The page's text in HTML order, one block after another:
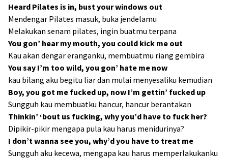
Heard Pilates is in, bust your windows out
Mendengar Pilates masuk, buka jendelamu
Melakukan senam pilates, ingin buatmu terpana
You gon’ hear my mouth, you could kick me out
Kau akan dengar eranganku, membuatmu riang gembira
You say I’m too wild, you gon’ hate me now
kau bilang aku begitu liar dan mulai menyesaliku kemudian
Boy, you got me fucked up, now I’m gettin’ fucked up
Sungguh kau membuatku hancur, hancur berantakan
Thinkin’ ‘bout us fucking, why you’d have to fuck her?
Dipikir-pikir mengapa pula kau harus menidurinya?
I don’t wanna see you, why’d you have to treat me
Sungguh aku kecewa, mengapa kau harus memperlakukanku